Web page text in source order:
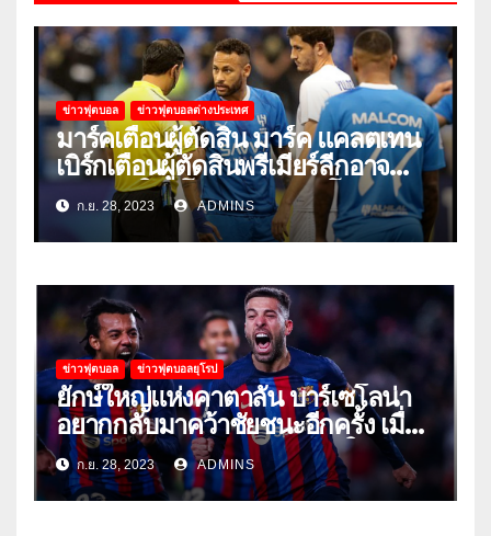
ข่าวฟุตบอล ข่าวฟุตบอลต่างประเทศ
มาร์คเตือนผู้ตัดสิน มาร์ค แคลตเทน
เบิร์กเตือนผู้ตัดสินพรีเมียร์ลีกอาจ
‘ยอมแพ้ในยูโรหรือฟุตบอลโลก’
ก.ย. 28, 2023 ADMINS
ข่าวฟุตบอล ข่าวฟุตบอลยุโรป
ยักษ์ใหญ่แห่งคาตาลัน บาร์เซโลน่า
อยากกลับมาคว้าชัยชนะอีกครั้ง เมื่อ
พวกเขาเปิดบ้านรับมือเซบีย่าในลีก
ก.ย. 28, 2023 ADMINS